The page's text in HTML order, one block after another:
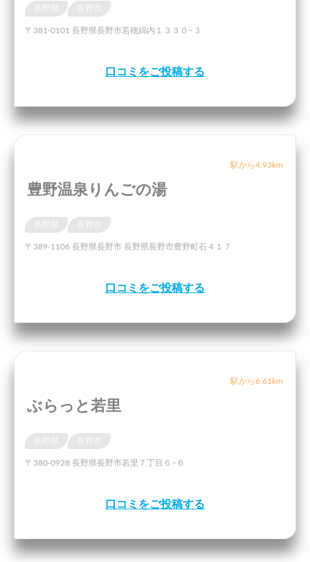
〒381-0101 長野県長野市若穂綿内１３３０−３
口コミをご投稿する
駅から4.93km
豊野温泉りんごの湯
〒389-1106 長野県長野市 長野県長野市豊野町石４１７
口コミをご投稿する
駅から6.61km
ぶらっと若里
〒380-0928 長野県長野市若里７丁目６−６
口コミをご投稿する